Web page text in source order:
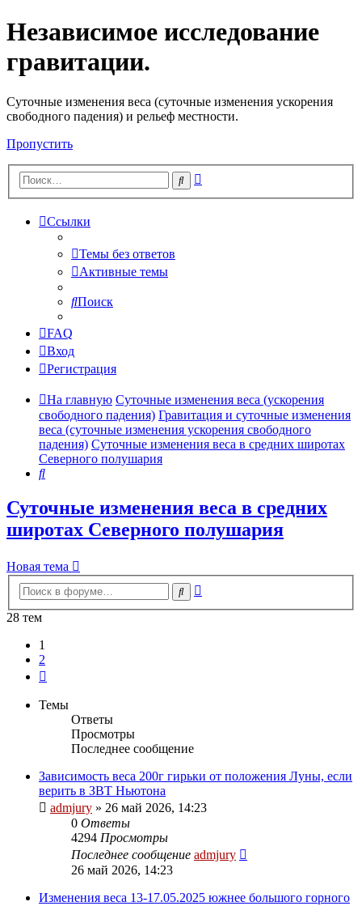
Независимое исследование
гравитации.
Cуточные изменения веса (суточные изменения ускорения
свободного падения) и рельеф местности.
Пропустить
Поиск
Ссылки
Темы без ответов
Активные темы
Поиск
FAQ
Вход
Регистрация
На главную Суточные изменения веса (ускорения
свободного падения) Гравитация и суточные изменения
веса (суточные изменения ускорения свободного
падения) Суточные изменения веса в средних широтах
Северного полушария
Поиск
Суточные изменения веса в средних
широтах Северного полушария
Новая тема
Поиск
28 тем
1
2
Темы
Ответы
Просмотры
Последнее сообщение
Зависимость веса 200г гирьки от положения Луны, если
верить в ЗВТ Ньютона
admjury » 26 май 2026, 14:23
0 Ответы
4294 Просмотры
Последнее сообщение admjury
26 май 2026, 14:23
Изменения веса 13-17.05.2025 южнее большого горного